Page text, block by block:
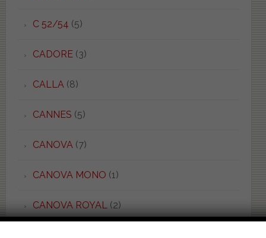
C 52/54 (5)
CADORE(3)
CALLA (8)
CANNES (5)
CANOVA (7)
CANOVA MONO (1)
CANOVA ROYAL (2)